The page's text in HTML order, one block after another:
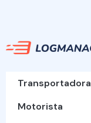
Transportadora
Motorista